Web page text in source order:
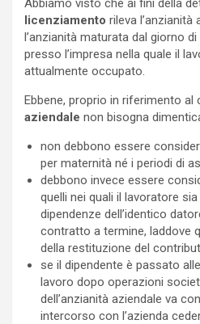
licenziamento rileva l’anzianità
l’anzianità maturata dal giorno
presso l’impresa nella quale il
attualmente occupato.
Ebbene, proprio in riferimento al
aziendale non bisogna
non debbono essere
per maternità né i periodi di
debbono invece essere
quelli nei quali il lavoratore
dipendenze dell’identico
contratto a termine, laddove
della restituzione del
se il dipendente è passato
lavoro dopo operazioni
dell’anzianità aziendale va
intercorso con l’azienda